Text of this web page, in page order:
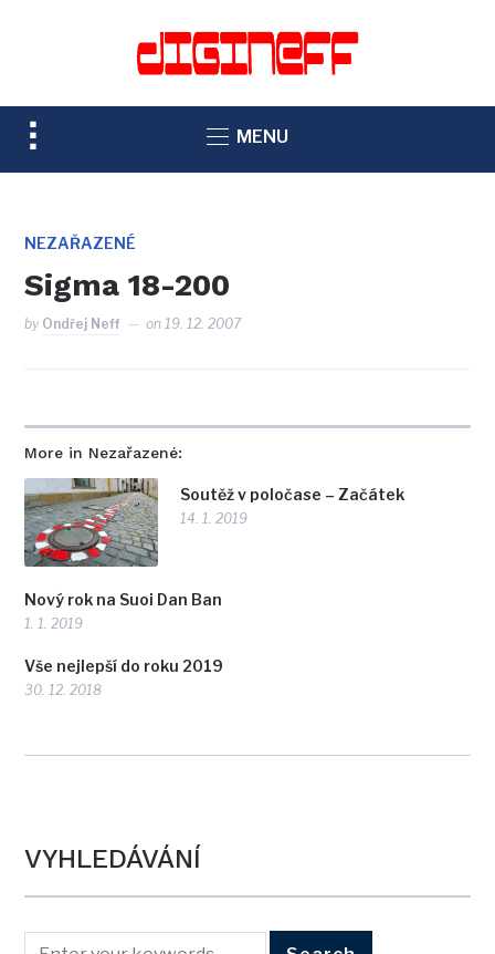
TOGGLE
SIDEBAR
NAVIGATION
MENU
NEZAŘAZENÉ
Sigma 18-200
by Ondřej Neff on19. 12. 2007
More in Nezařazené:
Soutěž v poločase – Začátek
14. 1. 2019
Nový rok na Suoi Dan Ban
1. 1. 2019
Vše nejlepší do roku 2019
30. 12. 2018
VYHLEDÁVÁNÍ